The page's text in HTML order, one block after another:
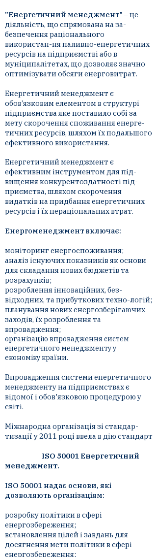
"Енергетичний менеджмент" – це
діяльність, що спрямована на за-
безпечення раціонального
використан-ня паливно-енергетичних
ресурсів на підприємстві або в
муніципалітетах, що дозволяє значно
оптимізувати обсяги енерговитрат.
Енергетичний менеджмент є
обов’язковим елементом в структурі
підприємства яке поставило собі за
мету скорочення споживання енерге-
тичних ресурсів, шляхом їх подальшого
ефективного використання.
Енергетичний менеджмент є
ефективним інструментом для під-
вищення конкурентоздатності під-
приємства, шляхом скорочення
видатків на придбання енергетичних
ресурсів і їх нераціональних втрат.
Енергоменеджмент включає:
моніторинг енергоспоживання;
аналіз існуючих показників як основи
для складання нових бюджетів та
розрахунків;
розроблення інноваційних, без-
відходних, та прибуткових техно-логій;
планування нових енергозберігаючих
заходів, їх розроблення та
впровадження;
організацію впровадження систем
енергетичного менеджменту у
економіку країни.
Впровадження системи енергетичного
менеджменту на підприємствах є
відомої і обов'язковою процедурою у
світі.
Міжнародна організація зі стандар-
тизації у 2011 році ввела в дію стандарт
ISO 50001 Енергетичний
менеджмент.
ISO 50001 надає основи, які
дозволяють організаціям:
розробку політики в сфері
енергозбереження;
встановлення цілей і завдань для
досягнення мети політики в сфері
енергозбереження;